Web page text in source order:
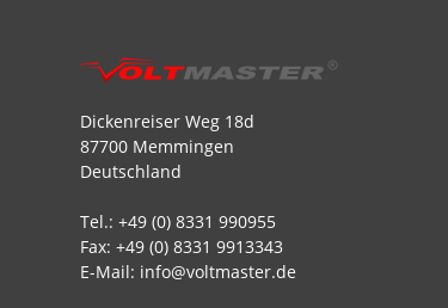
Dickenreiser Weg 18d
87700 Memmingen
Deutschland
Tel.: +49 (0) 8331 990955
Fax: +49 (0) 8331 9913343
E-Mail: info@voltmaster.de